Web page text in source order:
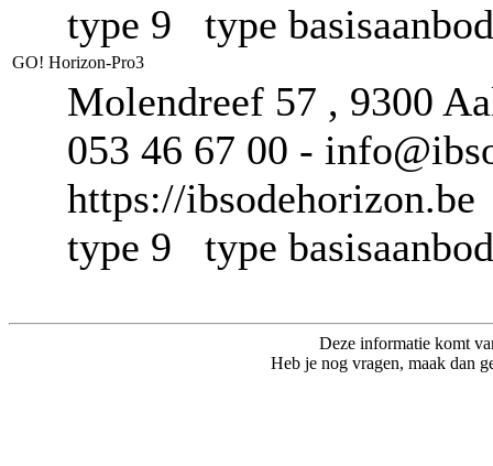
type 9 type
GO! Horizon-Pro3
Molendreef 57 , 9300
053 46 67 00 -
https://ibsodehorizon.be
type 9 type
Deze informatie komt
Heb je nog vragen, maak dan